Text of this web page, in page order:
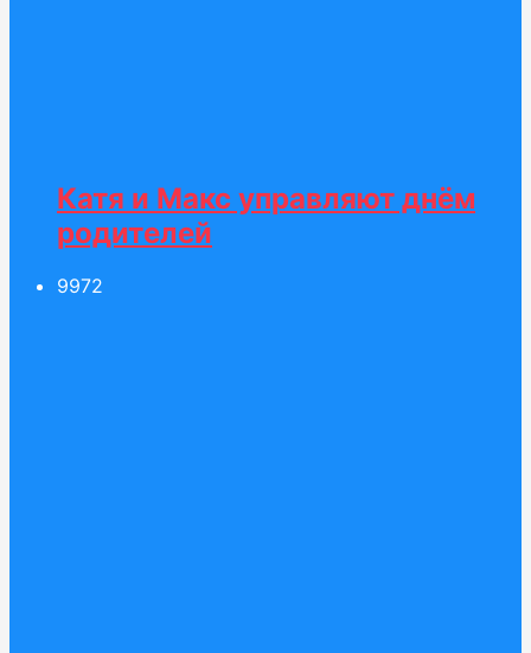
Катя и Макс управляют днём
родителей
9972